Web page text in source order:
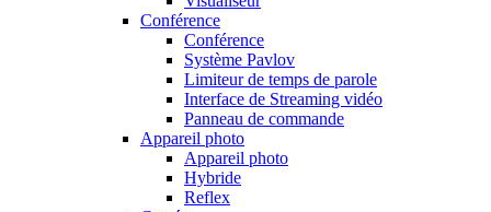
Conférence
Conférence
Système Pavlov
Limiteur de temps de parole
Interface de Streaming vidéo
Panneau de commande
Appareil photo
Appareil photo
Hybride
Reflex